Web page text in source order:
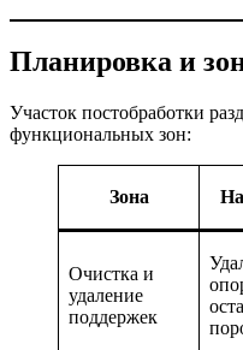
Планировка и
Участок постобработки
функциональных зон:
Зона
Очистка и
удаление
поддержек